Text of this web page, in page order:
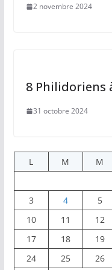
2 novembre 2024
8 Philidoriens
31 octobre 2024
L
M M
3
4 5
10
11 12
17
18 19
24
25 26